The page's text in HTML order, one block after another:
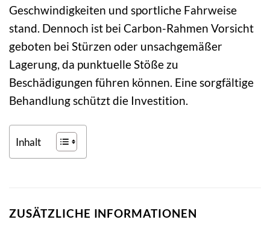
Geschwindigkeiten und sportliche Fahrweise
stand. Dennoch ist bei Carbon-Rahmen Vorsicht
geboten bei Stürzen oder unsachgemäßer
Lagerung, da punktuelle Stöße zu
Beschädigungen führen können. Eine sorgfältige
Behandlung schützt die Investition.
Inhalt
ZUSÄTZLICHE INFORMATIONEN